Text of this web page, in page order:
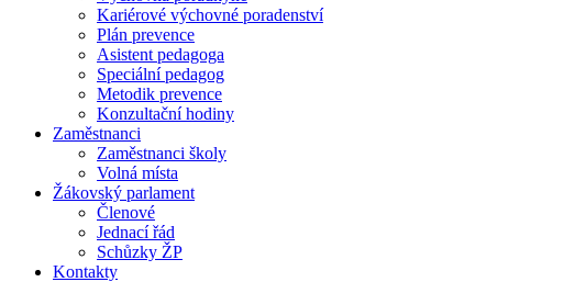
Kariérové výchovné poradenství
Plán prevence
Asistent pedagoga
Speciální pedagog
Metodik prevence
Konzultační hodiny
Zaměstnanci
Zaměstnanci školy
Volná místa
Žákovský parlament
Členové
Jednací řád
Schůzky ŽP
Kontakty